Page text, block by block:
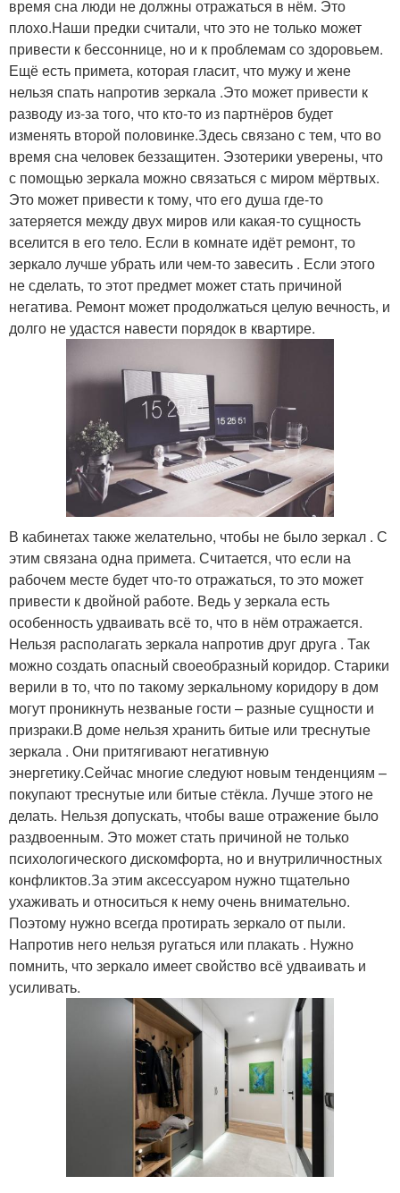
время сна люди не должны отражаться в нём. Это
плохо.Наши предки считали, что это не только может
привести к бессоннице, но и к проблемам со здоровьем.
Ещё есть примета, которая гласит, что мужу и жене
нельзя спать напротив зеркала .Это может привести к
разводу из-за того, что кто-то из партнёров будет
изменять второй половинке.Здесь связано с тем, что во
время сна человек беззащитен. Эзотерики уверены, что
с помощью зеркала можно связаться с миром мёртвых.
Это может привести к тому, что его душа где-то
затеряется между двух миров или какая-то сущность
вселится в его тело. Если в комнате идёт ремонт, то
зеркало лучше убрать или чем-то завесить . Если этого
не сделать, то этот предмет может стать причиной
негатива. Ремонт может продолжаться целую вечность, и
долго не удастся навести порядок в квартире.
В кабинетах также желательно, чтобы не было зеркал . С
этим связана одна примета. Считается, что если на
рабочем месте будет что-то отражаться, то это может
привести к двойной работе. Ведь у зеркала есть
особенность удваивать всё то, что в нём отражается.
Нельзя располагать зеркала напротив друг друга . Так
можно создать опасный своеобразный коридор. Старики
верили в то, что по такому зеркальному коридору в дом
могут проникнуть незваные гости – разные сущности и
призраки.В доме нельзя хранить битые или треснутые
зеркала . Они притягивают негативную
энергетику.Сейчас многие следуют новым тенденциям –
покупают треснутые или битые стёкла. Лучше этого не
делать. Нельзя допускать, чтобы ваше отражение было
раздвоенным. Это может стать причиной не только
психологического дискомфорта, но и внутриличностных
конфликтов.За этим аксессуаром нужно тщательно
ухаживать и относиться к нему очень внимательно.
Поэтому нужно всегда протирать зеркало от пыли.
Напротив него нельзя ругаться или плакать . Нужно
помнить, что зеркало имеет свойство всё удваивать и
усиливать.